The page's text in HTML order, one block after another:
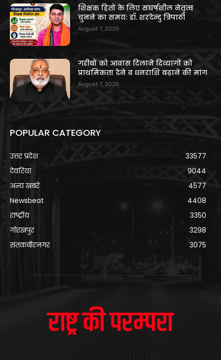
शिक्षक हितों के लिए संघर्षशील नेतृत्व
चुनने का समय: डॉ. शरदेन्दु त्रिपाठी
August 7, 2026
गरीबों को आवास दिलाने दिव्यांगों को
प्राथमिकता देने व धनराशि बढ़ाने की मांग
August 7, 2026
POPULAR CATEGORY
उत्तर प्रदेश
33577
देवरिया
9044
अन्य खबरे
4577
Newsbeat
4408
राष्ट्रीय
3350
गोरखपुर
3298
संतकबीरनगर
3075